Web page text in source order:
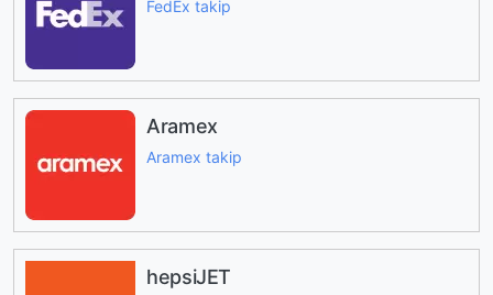
FedEx takip
Aramex
Aramex takip
hepsiJET